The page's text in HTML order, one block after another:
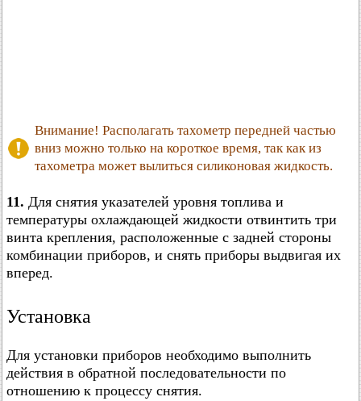
Внимание! Располагать тахометр передней частью
вниз можно только на короткое время, так как из
тахометра может вылиться силиконовая жидкость.
11. Для снятия указателей уровня топлива и
температуры охлаждающей жидкости отвинтить три
винта крепления, расположенные с задней стороны
комбинации приборов, и снять приборы выдвигая их
вперед.
Установка
Для установки приборов необходимо выполнить
действия в обратной последовательности по
отношению к процессу снятия.